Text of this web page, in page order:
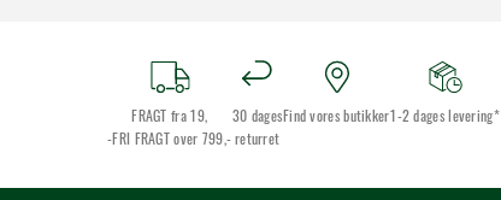
FRAGT fra 19,
-FRI FRAGT over 799,-
30 dages
returret
Find vores butikker1-2 dages levering*